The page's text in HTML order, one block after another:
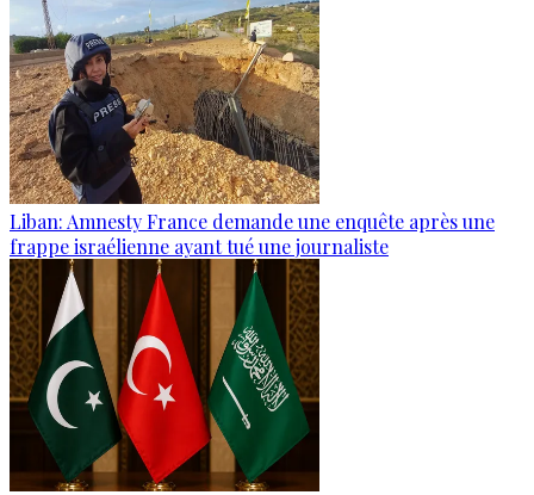
Liban: Amnesty France demande une enquête après une
frappe israélienne ayant tué une journaliste